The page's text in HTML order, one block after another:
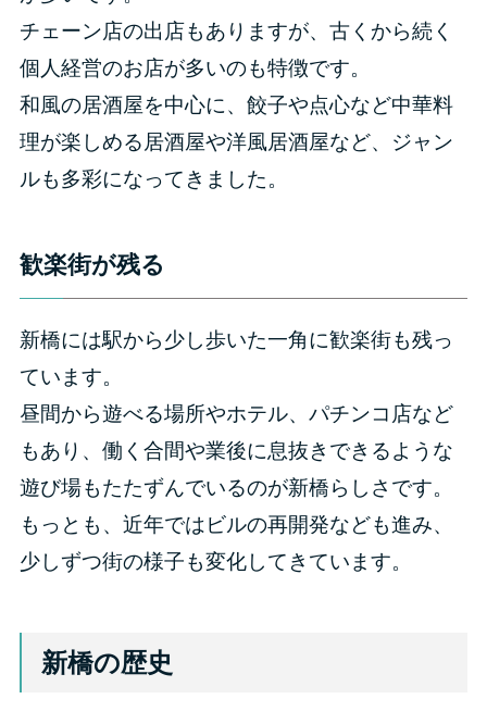
チェーン店の出店もありますが、古くから続く
個人経営のお店が多いのも特徴です。
和風の居酒屋を中心に、餃子や点心など中華料
理が楽しめる居酒屋や洋風居酒屋など、ジャン
ルも多彩になってきました。
歓楽街が残る
新橋には駅から少し歩いた一角に歓楽街も残っ
ています。
昼間から遊べる場所やホテル、パチンコ店など
もあり、働く合間や業後に息抜きできるような
遊び場もたたずんでいるのが新橋らしさです。
もっとも、近年ではビルの再開発なども進み、
少しずつ街の様子も変化してきています。
新橋の歴史